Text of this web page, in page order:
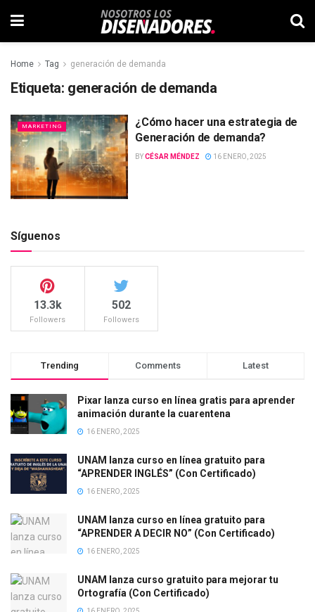
Home Tag generación de demanda
Etiqueta: generación de demanda
MARKETING
¿Cómo hacer una estrategia de
Generación de demanda?
BYCÉSAR MÉNDEZ 16 ENERO, 2025
Síguenos
13.3k
Followers
502
Followers
Trending Comments Latest
Pixar lanza curso en línea gratis para aprender
animación durante la cuarentena
16 ENERO, 2025
UNAM lanza curso en línea gratuito para
“APRENDER INGLÉS” (Con Certificado)
16 ENERO, 2025
UNAM lanza curso en línea gratuito para
“APRENDER A DECIR NO” (Con Certificado)
16 ENERO, 2025
UNAM lanza curso gratuito para mejorar tu
Ortografía (Con Certificado)